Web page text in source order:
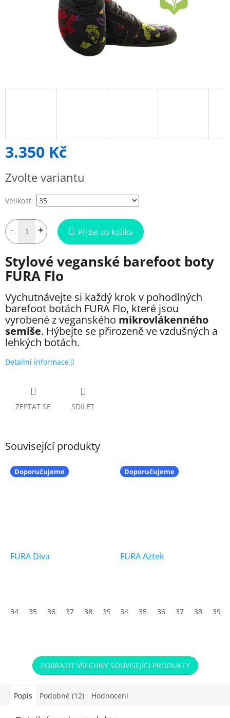
3.350 Kč
cena:
Zvolte variantu
Velikost
Přidat do košíku
Stylové veganské barefoot boty
FURA Flo
Vychutnávejte si každý krok v pohodlných
barefoot botách FURA Flo, které jsou
vyrobené z veganského mikrovlákenného
semiše. Hýbejte se přirozeně ve vzdušných a
lehkých botách.
Detailní informace
ZEPTAT SE SDÍLET
Související produkty
Doporučujeme
FURA Diva
produktu
je
hvězdiček.
34 35 36 37 38 39 40 41 42 43 44 45
Doporučujeme
FURA Aztek
34 35 36 37 38 39
ZOBRAZIT VŠECHNY SOUVISEJÍCÍ PRODUKTY
Popis Podobné (12) Hodnocení